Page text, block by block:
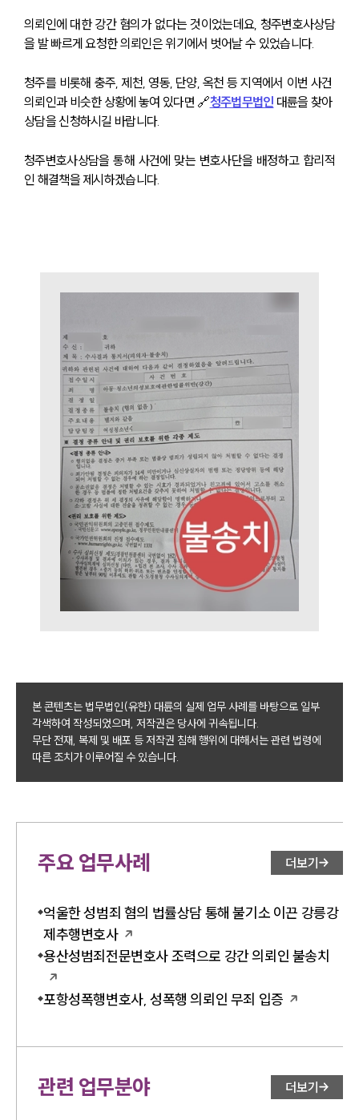
업무분야
분야별
구성원 소개
법률상담전문변호사
법률서식
대륜법률상담예약
대륜법률상담예약
의뢰인에 대한 강간 혐의가 없다는 것이었는데요, 청주변호사상담
을 발 빠르게 요청한 의뢰인은 위기에서 벗어날 수 있었습니다.
청주를 비롯해 충주, 제천, 영동, 단양, 옥천 등 지역에서 이번 사건
의뢰인과 비슷한 상황에 놓여 있다면 🔗청주법무법인 대륜을 찾아
상담을 신청하시길 바랍니다.
청주변호사상담을 통해 사건에 맞는 변호사단을 배정하고 합리적
인 해결책을 제시하겠습니다.
본 콘텐츠는 법무법인(유한) 대륜의 실제 업무 사례를 바탕으로 일부
각색하여 작성되었으며, 저작권은 당사에 귀속됩니다.
무단 전재, 복제 및 배포 등 저작권 침해 행위에 대해서는 관련 법령에
따른 조치가 이루어질 수 있습니다.
주요 업무사례 더보기
억울한 성범죄 혐의 법률상담 통해 불기소 이끈 강릉강
제추행변호사
용산성범죄전문변호사 조력으로 강간 의뢰인 불송치
포항성폭행변호사, 성폭행 의뢰인 무죄 입증
관련 업무분야 더보기